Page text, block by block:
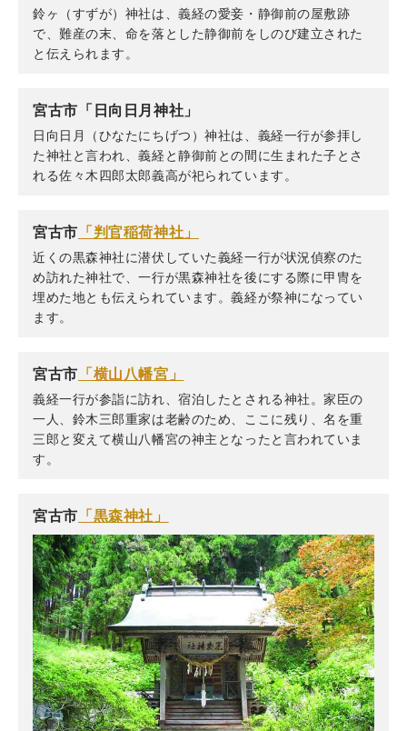
鈴ヶ（すずが）神社は、義経の愛妾・静御前の屋敷跡
で、難産の末、命を落とした静御前をしのび建立された
と伝えられます。
宮古市「日向日月神社」
日向日月（ひなたにちげつ）神社は、義経一行が参拝し
た神社と言われ、義経と静御前との間に生まれた子とさ
れる佐々木四郎太郎義高が祀られています。
宮古市 「判官稲荷神社」
近くの黒森神社に潜伏していた義経一行が状況偵察のた
め訪れた神社で、一行が黒森神社を後にする際に甲冑を
埋めた地とも伝えられています。義経が祭神になってい
ます。
宮古市 「横山八幡宮」
義経一行が参詣に訪れ、宿泊したとされる神社。家臣の
一人、鈴木三郎重家は老齢のため、ここに残り、名を重
三郎と変えて横山八幡宮の神主となったと言われていま
す。
宮古市 「黒森神社」